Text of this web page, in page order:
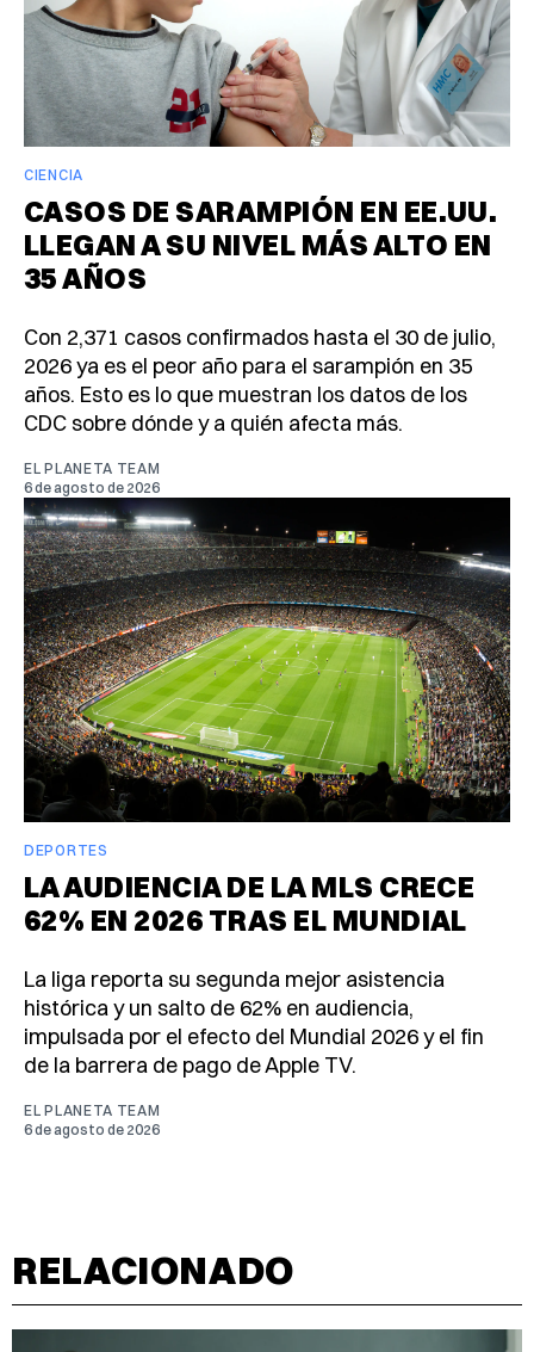
CIENCIA
CASOS DE SARAMPIÓN EN EE.UU.
LLEGAN A SU NIVEL MÁS ALTO EN
35 AÑOS
Con 2,371 casos confirmados hasta el 30 de julio,
2026 ya es el peor año para el sarampión en 35
años. Esto es lo que muestran los datos de los
CDC sobre dónde y a quién afecta más.
EL PLANETA TEAM
6 de agosto de 2026
DEPORTES
LA AUDIENCIA DE LA MLS CRECE
62% EN 2026 TRAS EL MUNDIAL
La liga reporta su segunda mejor asistencia
histórica y un salto de 62% en audiencia,
impulsada por el efecto del Mundial 2026 y el fin
de la barrera de pago de Apple TV.
EL PLANETA TEAM
6 de agosto de 2026
RELACIONADO